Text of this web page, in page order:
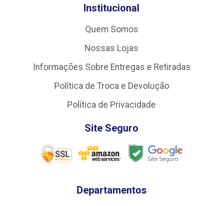
Institucional
Quem Somos
Nossas Lojas
Informações Sobre Entregas e Retiradas
Política de Troca e Devolução
Política de Privacidade
Site Seguro
Departamentos